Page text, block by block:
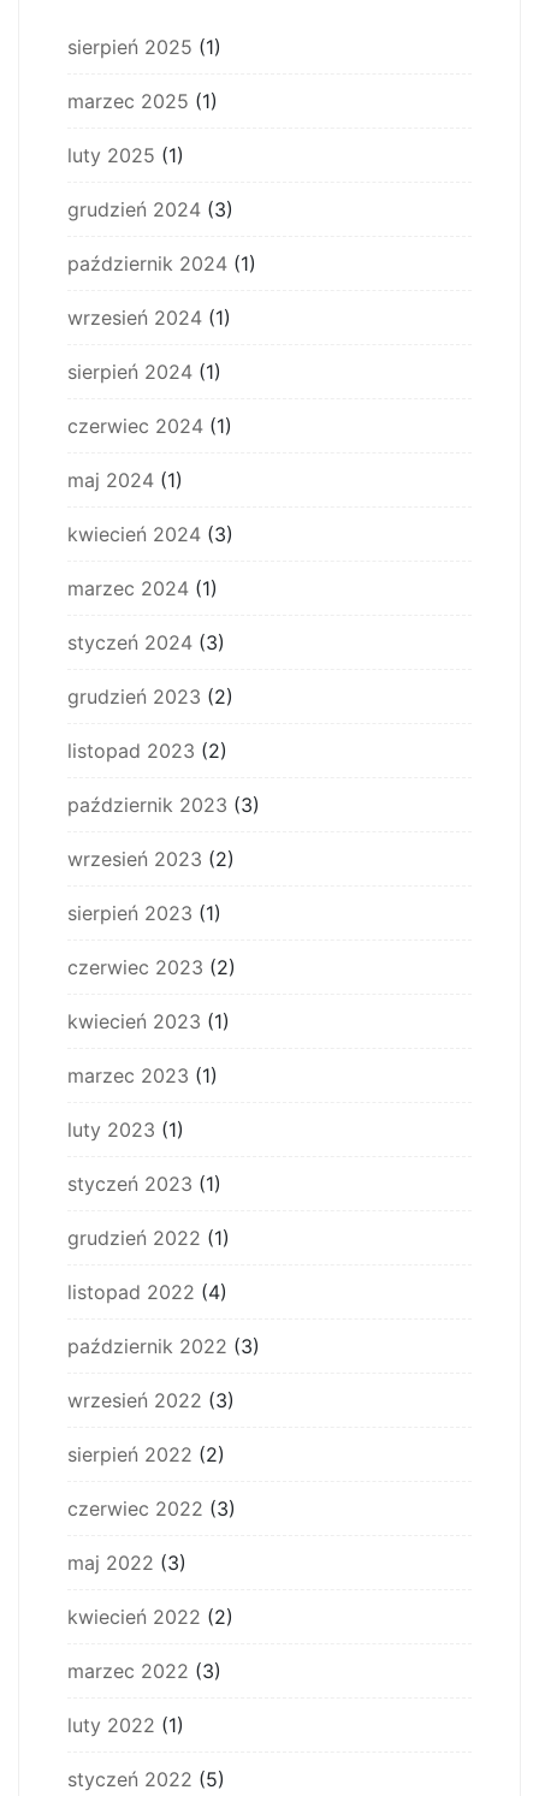
sierpień 2025 (1)
marzec 2025 (1)
luty 2025 (1)
grudzień 2024 (3)
październik 2024 (1)
wrzesień 2024 (1)
sierpień 2024 (1)
czerwiec 2024 (1)
maj 2024 (1)
kwiecień 2024 (3)
marzec 2024 (1)
styczeń 2024 (3)
grudzień 2023 (2)
listopad 2023 (2)
październik 2023 (3)
wrzesień 2023 (2)
sierpień 2023 (1)
czerwiec 2023 (2)
kwiecień 2023 (1)
marzec 2023 (1)
luty 2023 (1)
styczeń 2023 (1)
grudzień 2022 (1)
listopad 2022 (4)
październik 2022 (3)
wrzesień 2022 (3)
sierpień 2022 (2)
czerwiec 2022 (3)
maj 2022 (3)
kwiecień 2022 (2)
marzec 2022 (3)
luty 2022 (1)
styczeń 2022 (5)